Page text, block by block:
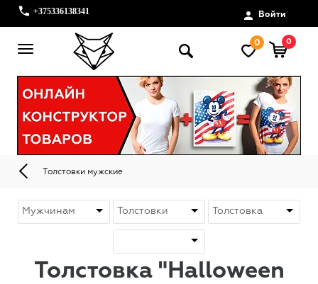
+375336138341 Войти
0 0
Толстовки мужские
Толстовка "Halloween